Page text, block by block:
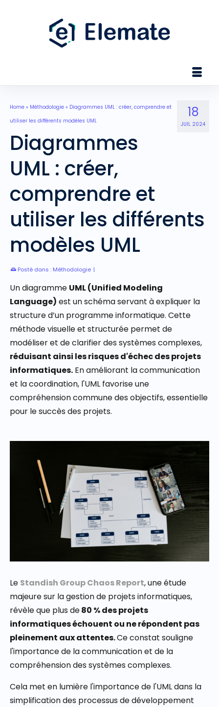
18
JUIL 2024
Home » Méthodologie » Diagrammes UML : créer, comprendre et
utiliser les différents modèles UML
Diagrammes
UML : créer,
comprendre et
utiliser les différents
modèles UML
Posté dans : Méthodologie |
Un diagramme UML (Unified Modeling
Language) est un schéma servant à expliquer la
structure d’un programme informatique. Cette
méthode visuelle et structurée permet de
modéliser et de clarifier des systèmes complexes,
réduisant ainsi les risques d'échec des projets
informatiques. En améliorant la communication
et la coordination, l'UML favorise une
compréhension commune des objectifs, essentielle
pour le succès des projets.
Le Standish Group Chaos Report, une étude
majeure sur la gestion de projets informatiques,
révèle que plus de80 % des projets
informatiques échouent ou ne répondent pas
pleinement aux attentes.Ce constat souligne
l'importance de la communication et de la
compréhension des systèmes complexes.
Cela met en lumière l'importance de l'UML dans la
simplification des processus de développement